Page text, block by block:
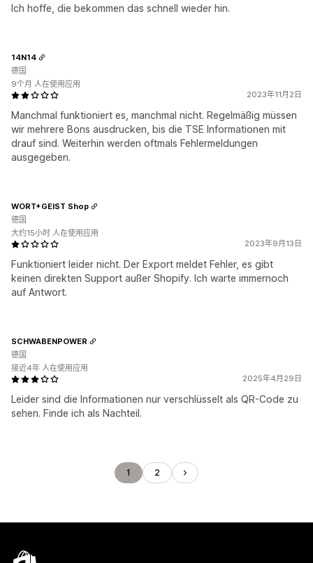
Ich hoffe, die bekommen das schnell wieder hin.
2023年11月2日
Manchmal funktioniert es, manchmal nicht. Regelmäßig müssen
wir mehrere Bons ausdrucken, bis die TSE Informationen mit
drauf sind. Weiterhin werden oftmals Fehlermeldungen
ausgegeben.
14N14
德国
9个月 人在使用应用
2023年9月13日
Funktioniert leider nicht. Der Export meldet Fehler, es gibt
keinen direkten Support außer Shopify. Ich warte immernoch
auf Antwort.
WORT+GEIST Shop
德国
大约15小时 人在使用应用
2025年4月29日
Leider sind die Informationen nur verschlüsselt als QR-Code zu
sehen. Finde ich als Nachteil.
SCHWABENPOWER
德国
接近4年 人在使用应用
1 2